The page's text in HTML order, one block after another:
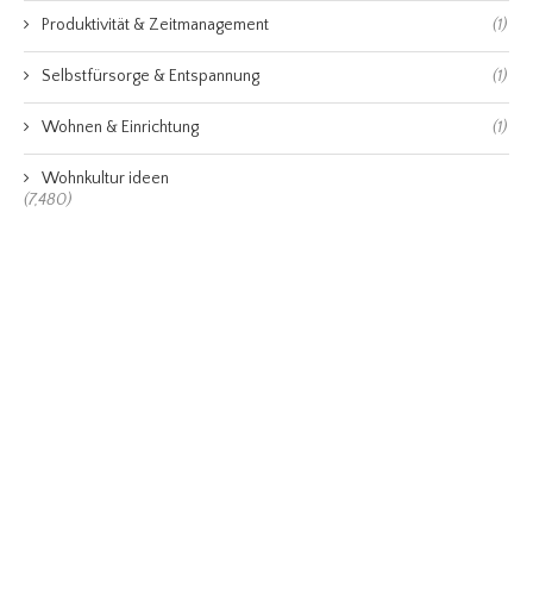
Produktivität & Zeitmanagement (1)
Selbstfürsorge & Entspannung (1)
Wohnen & Einrichtung (1)
Wohnkultur ideen
(7,480)